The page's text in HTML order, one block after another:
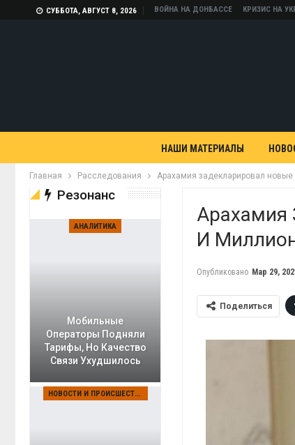
СУББОТА, АВГУСТ 8, 2026 ВОЙНА НА ДОНБАССЕ КРИЗИС НА
НАШИ МАТЕРИАЛЫ
Главная Расследования Арахамия задекларировал
И
Опубликовано Мар 29,
Поделиться
Резонанс
АНАЛИТИКА
Мобильные
Операторы Подняли
Тарифы, Но Качество
Связи Ухудшилось
НОВОСТИ И ПРОИСШЕСТВИЯ